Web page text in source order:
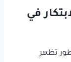
في
تظهر